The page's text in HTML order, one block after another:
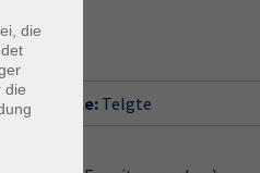
Ortiz
Telgte
die
die